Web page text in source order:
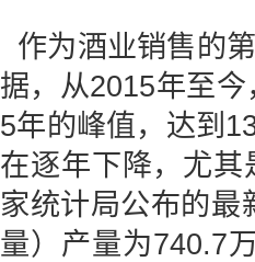
作为酒业销售的
据，从2015年至
5年的峰值，达到
在逐年下降，尤
家统计局公布的最
量）产量为740.7